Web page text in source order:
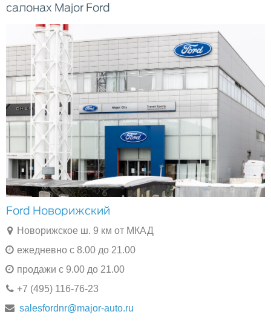
салонах Major Ford
Ford Новорижский
Новорижское ш. 9 км от МКАД
ежедневно с 8.00 до 21.00
продажи с 9.00 до 21.00
+7 (495) 116-76-23
salesfordnr@major-auto.ru